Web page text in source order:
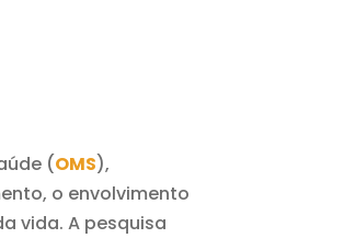
(OMS),
o envolvimento
vida. A pesquisa